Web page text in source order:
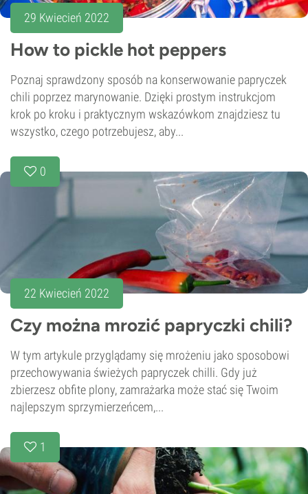
29 Kwiecień 2022
How to pickle hot peppers
Poznaj sprawdzony sposób na konserwowanie papryczek
chili poprzez marynowanie. Dzięki prostym instrukcjom
krok po kroku i praktycznym wskazówkom znajdziesz tu
wszystko, czego potrzebujesz, aby...
0
22 Kwiecień 2022
Czy można mrozić papryczki chili?
W tym artykule przyglądamy się mrożeniu jako sposobowi
przechowywania świeżych papryczek chilli. Gdy już
zbierzesz obfite plony, zamrażarka może stać się Twoim
najlepszym sprzymierzeńcem,...
1